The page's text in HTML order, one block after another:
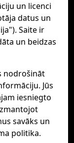
un licenci
datus un
Saite ir
un beidzas
nodrošināt
Jūs
iesniegto
savāks un
politika.